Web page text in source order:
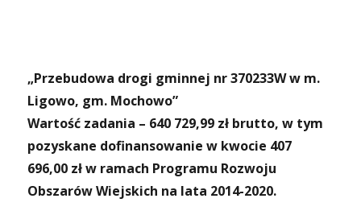
„Przebudowa drogi gminnej nr 370233W w m.
Ligowo, gm. Mochowo”
Wartość zadania – 640 729,99 zł brutto, w tym
pozyskane dofinansowanie w kwocie 407
696,00 zł w ramach Programu Rozwoju
Obszarów Wiejskich na lata 2014-2020.